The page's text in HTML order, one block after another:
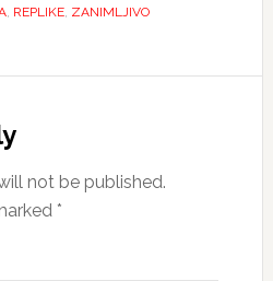
, REPLIKE, ZANIMLJIVO
not be published.
*